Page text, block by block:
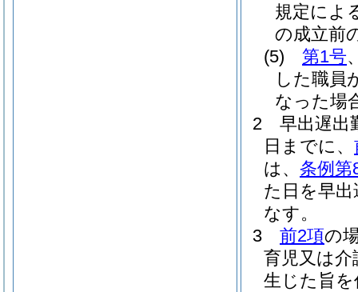
規定によ
の成立前
(5)
第1号
した職員
なった場
2
早出遅出
日までに、
は、 条例第
た日を早
なす。
3
前2項の
育児又は
生じた旨